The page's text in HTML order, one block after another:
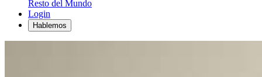
Resto del Mundo
Login
Hablemos